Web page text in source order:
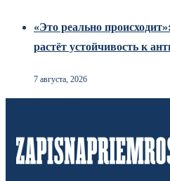
«Это реально
растёт устойчивость к
7 августа, 2026